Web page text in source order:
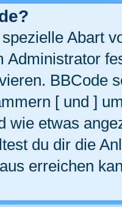
Abart
Administrator
BBCode
[ und ]
wie etwas
du dir die
erreichen